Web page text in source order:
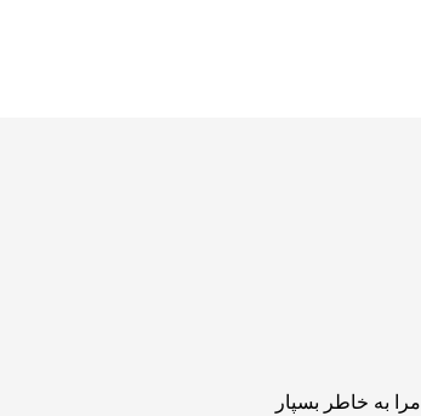
مرا به خاطر بسپار